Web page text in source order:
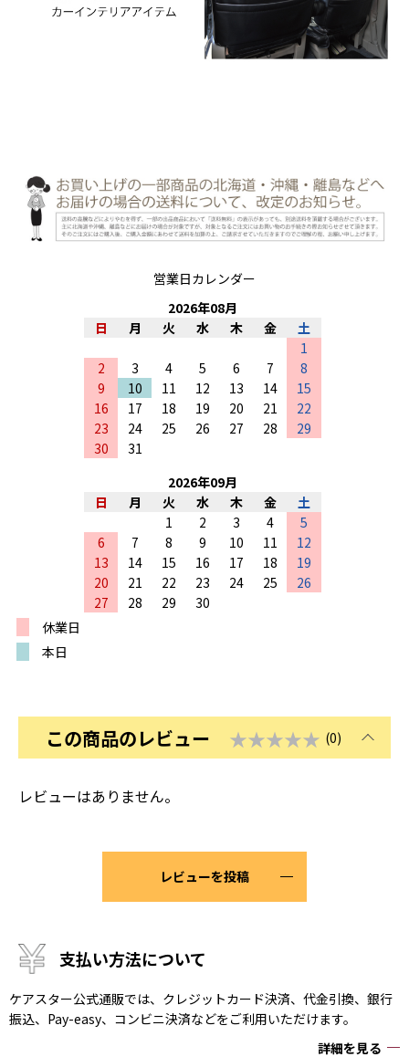
営業日カレンダー
2026年08月
日
月 火 水 木 金
土
1
2
3 4 5 6 7
8
9
10 11 12 13 14
15
16
17 18 19 20 21
22
23
24 25 26 27 28
29
30
31
2026年09月
日
月 火 水 木 金
土
1
2 3 4
5
6
7 8 9 10 11
12
13
14 15 16 17 18
19
20
21 22 23 24 25
26
27
28 29
30
休業日
本日
この商品のレビュー ★★★★★ (0)
レビューはありません。
レビューを投稿
支払い方法について
ケアスター公式通販では、クレジットカード決済、代金引換、銀行
振込、Pay-easy、コンビニ決済などをご利用いただけます。
詳細を見る